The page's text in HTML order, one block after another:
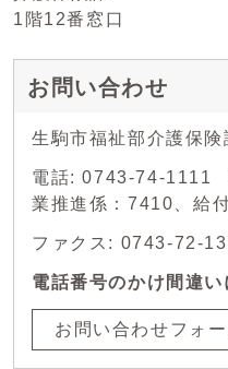
1階12番窓口
お問い合わせ
生駒市福祉部介護保険
電話: 0743-74-1111
業推進係：7410、給
ファクス: 0743-72-
電話番号のかけ間違い
お問い合わせフォー